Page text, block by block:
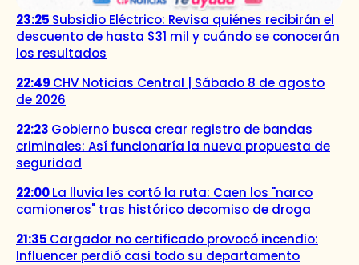
23:25 Subsidio Eléctrico: Revisa quiénes recibirán el
descuento de hasta $31 mil y cuándo se conocerán
los resultados
22:49 CHV Noticias Central | Sábado 8 de agosto
de 2026
22:23 Gobierno busca crear registro de bandas
criminales: Así funcionaría la nueva propuesta de
seguridad
22:00La lluvia les cortó la ruta: Caen los "narco
camioneros" tras histórico decomiso de droga
21:35 Cargador no certificado provocó incendio:
Influencer perdió casi todo su departamento